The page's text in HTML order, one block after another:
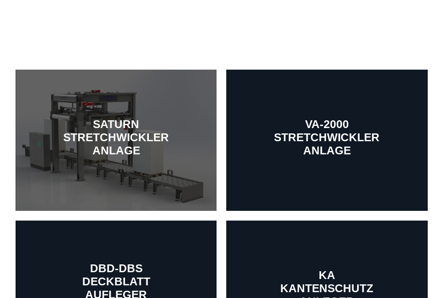
SATURN
STRETCHWICKLER
ANLAGE
Mehr erfahren
VA-2000
STRETCHWICKLER
ANLAGE
Mehr erfahren
DBD-DBS
DECKBLATT
AUFLEGER
KA
KANTENSCHUTZ